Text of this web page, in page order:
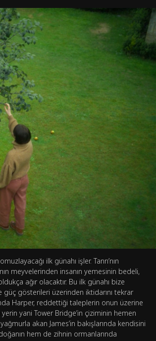
ilk günahı işler. Tanrı’nın
meyvelerinden insanın yemesinin bedeli,
ağır olacaktır. Bu ilk günahı bize
gösterileri üzerinden iktidarını tekrar
Harper, reddettiği taleplerin onun üzerine
yerin yani Tower Bridge’in çiziminin hemen
akan James’in bakışlarında kendisini
hem de zihnin ormanlarında